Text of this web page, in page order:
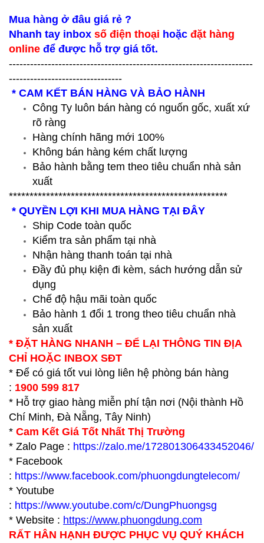
Mua hàng ở đâu giá rẻ ?
Nhanh tay inbox số điện thoại hoặc đặt hàng
online để được hỗ trợ giá tốt.
---------------------------------------------------------------------
--------------------------------
* CAM KẾT BÁN HÀNG VÀ BẢO HÀNH
Công Ty luôn bán hàng có nguốn gốc, xuất xứ
rõ ràng
Hàng chính hãng mới 100%
Không bán hàng kém chất lượng
Bảo hành bằng tem theo tiêu chuẩn nhà sản
xuất
*****************************************************
* QUYỀN LỢI KHI MUA HÀNG TẠI ĐÂY
Ship Code toàn quốc
Kiểm tra sản phẩm tại nhà
Nhận hàng thanh toán tại nhà
Đầy đủ phụ kiện đi kèm, sách hướng dẫn sử
dụng
Chế độ hậu mãi toàn quốc
Bảo hành 1 đổi 1 trong theo tiêu chuẩn nhà
sản xuất
* ĐẶT HÀNG NHANH – ĐỂ LẠI THÔNG TIN ĐỊA
CHỈ HOẶC INBOX SĐT
* Để có giá tốt vui lòng liên hệ phòng bán hàng
: 1900 599 817
* Hỗ trợ giao hàng miễn phí tận nơi (Nội thành Hồ
Chí Minh, Đà Nẵng, Tây Ninh)
* Cam Kết Giá Tốt Nhất Thị Trường
* Zalo Page : https://zalo.me/172801306433452046/
* Facebook
: https://www.facebook.com/phuongdungtelecom/
* Youtube
: https://www.youtube.com/c/DungPhuongsg
* Website : https://www.phuongdung.com
RẤT HÂN HẠNH ĐƯỢC PHỤC VỤ QUÝ KHÁCH